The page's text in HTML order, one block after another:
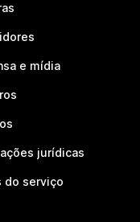
e mídia
jurídicas
do serviço